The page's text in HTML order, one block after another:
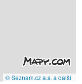
© Seznam.cz a.s. a další